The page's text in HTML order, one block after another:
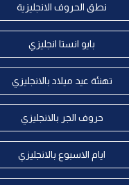
نطق الحروف الانجليزية
بايو انستا انجليزي
تهنئة عيد ميلاد بالانجليزي
حروف الجر بالانجليزي
ايام الاسبوع بالانجليزي